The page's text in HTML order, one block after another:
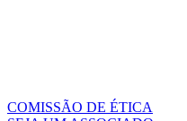
COMISSÃO DE ÉTICA